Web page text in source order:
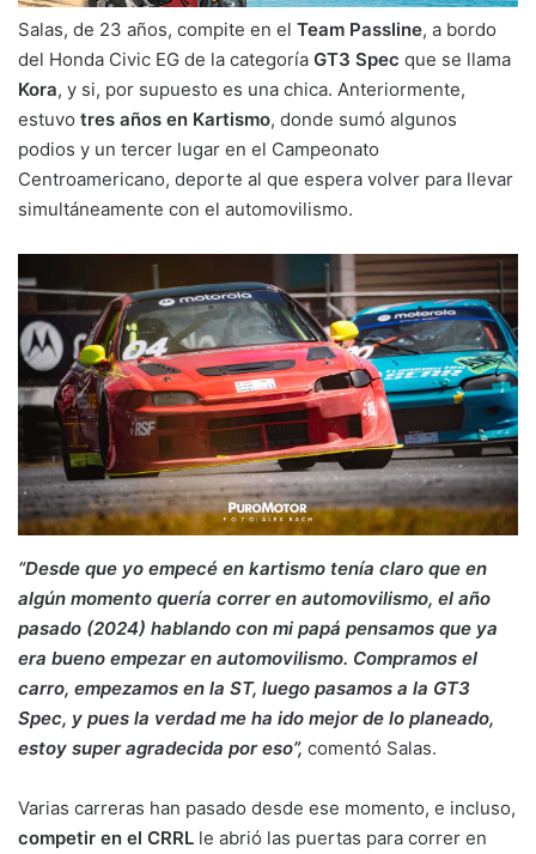
Salas, de 23 años, compite en el Team Passline, a bordo
del Honda Civic EG de la categoría GT3 Spec que se llama
Kora, y si, por supuesto es una chica. Anteriormente,
estuvo tres años en Kartismo, donde sumó algunos
podios y un tercer lugar en el Campeonato
Centroamericano, deporte al que espera volver para llevar
simultáneamente con el automovilismo.
“Desde que yo empecé en kartismo tenía claro que en
algún momento quería correr en automovilismo, el año
pasado (2024) hablando con mi papá pensamos que ya
era bueno empezar en automovilismo. Compramos el
carro, empezamos en la ST, luego pasamos a la GT3
Spec, y pues la verdad me ha ido mejor de lo planeado,
estoy super agradecida por eso”, comentó Salas.
Varias carreras han pasado desde ese momento, e incluso,
competir en el CRRL le abrió las puertas para correr en